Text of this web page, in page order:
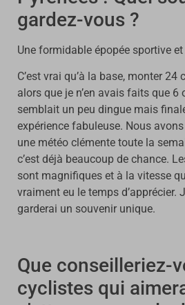
gardez-vous ?
Une formidable épopée sportive
C’est vrai qu’à la base, monter
alors que je n’en avais faits que 6
semblait un peu dingue mais
expérience fabuleuse. Nous
une météo clémente toute la
c’est déjà beaucoup de chance.
sont magnifiques et à la vitesse
vraiment eu le temps d’apprécier.
garderai un souvenir unique.
Que conseilleriez-
cyclistes qui